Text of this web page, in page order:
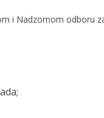
i Nadzornom odboru